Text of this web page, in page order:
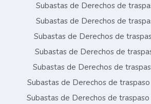
Subastas de Derechos de
Subastas de Derechos de
Subastas de Derechos de
Subastas de Derechos de
Subastas de Derechos de
Subastas de Derechos de
Subastas de Derechos de